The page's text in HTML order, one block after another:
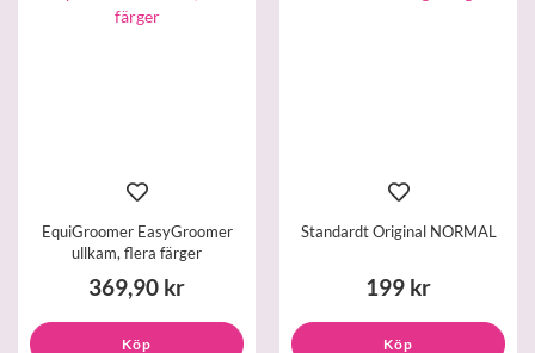
EquiGroomer EasyGroomer
ullkam, flera färger
369,90 kr
Köp
Standardt Original NORMAL
199 kr
Köp